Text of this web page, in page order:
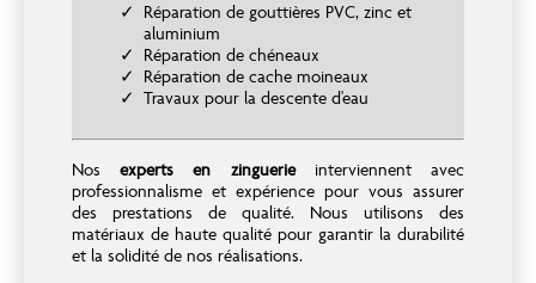
Réparation de gouttières PVC, zinc et
aluminium
Réparation de chéneaux
Réparation de cache moineaux
Travaux pour la descente d'eau
Nosexperts en zinguerieinterviennent avec
professionnalisme et expérience pour vous assurer
des prestations de qualité. Nous utilisons des
matériaux de haute qualité pour garantir la durabilité
et la solidité de nos réalisations.